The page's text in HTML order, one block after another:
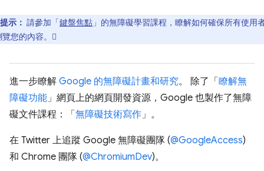
提示： 請參加「鍵盤焦點 」的無障礙學習課程，瞭解如何確保所有使用
覽您的內容。
進一步瞭解 Google 的無障礙計畫和研究。 除了「 瞭解無
障礙功能」網頁上的網頁開發資源，Google 也製作了無障
礙文件課程：「 無障礙技術寫作」。
在 Twitter 上追蹤 Google 無障礙團隊 (@GoogleAccess)
和 Chrome 團隊 (@ChromiumDev)。